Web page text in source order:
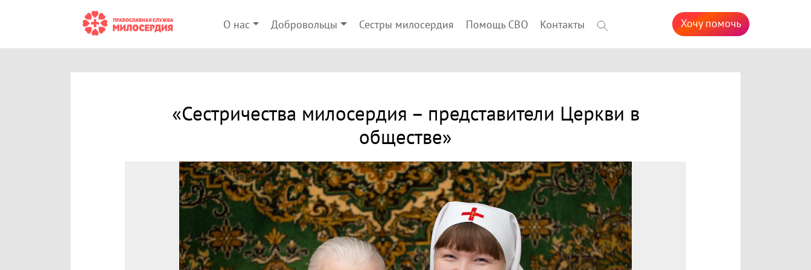
О нас Добровольцы Сестры милосердия Помощь СВО Контакты Хочу помочь
«Сестричества милосердия – представители Церкви в
обществе»